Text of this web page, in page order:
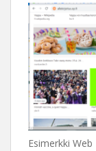
Esimerkki